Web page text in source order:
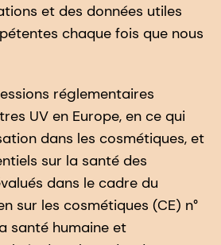
et des données utiles
chaque fois que nous
réglementaires
UV en Europe, en ce qui
dans les cosmétiques, et
sur la santé des
dans le cadre du
sur les cosmétiques (CE) n°
santé humaine et